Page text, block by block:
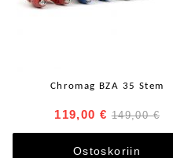
Chromag BZA 35 Stem
119,00 € 149,00 €
Ostoskoriin